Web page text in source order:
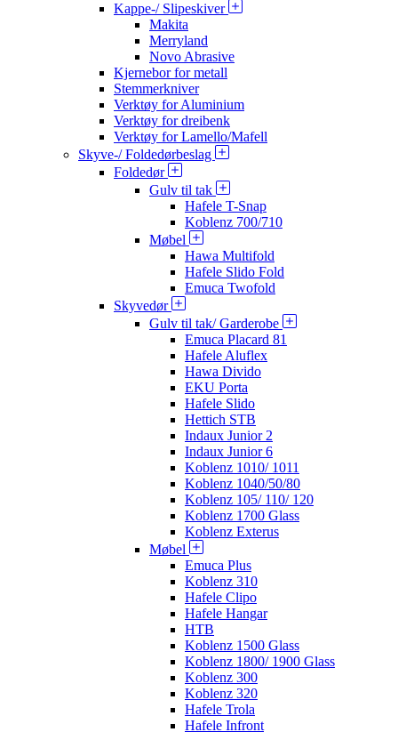
Kappe-/ Slipeskiver
Makita
Merryland
Novo Abrasive
Kjernebor for metall
Stemmerkniver
Verktøy for Aluminium
Verktøy for dreibenk
Verktøy for Lamello/Mafell
Skyve-/ Foldedørbeslag
Foldedør
Gulv til tak
Hafele T-Snap
Koblenz 700/710
Møbel
Hawa Multifold
Hafele Slido Fold
Emuca Twofold
Skyvedør
Gulv til tak/ Garderobe
Emuca Placard 81
Hafele Aluflex
Hawa Divido
EKU Porta
Hafele Slido
Hettich STB
Indaux Junior 2
Indaux Junior 6
Koblenz 1010/ 1011
Koblenz 1040/50/80
Koblenz 105/ 110/ 120
Koblenz 1700 Glass
Koblenz Exterus
Møbel
Emuca Plus
Koblenz 310
Hafele Clipo
Hafele Hangar
HTB
Koblenz 1500 Glass
Koblenz 1800/ 1900 Glass
Koblenz 300
Koblenz 320
Hafele Trola
Hafele Infront